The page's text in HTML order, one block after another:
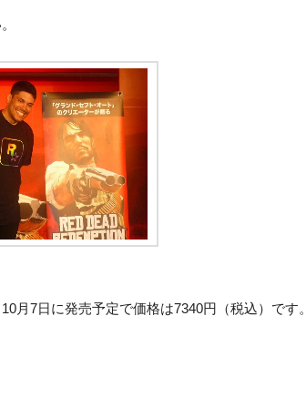
月7日に発売予定で価格は7340円（税込）です。